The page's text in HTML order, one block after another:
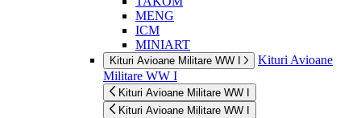
MENG
ICM
MINIART
Kituri Avioane Militare WW I
Kituri Avioane
Militare WW I
Kituri Avioane Militare WW I
Kituri Avioane Militare WW I